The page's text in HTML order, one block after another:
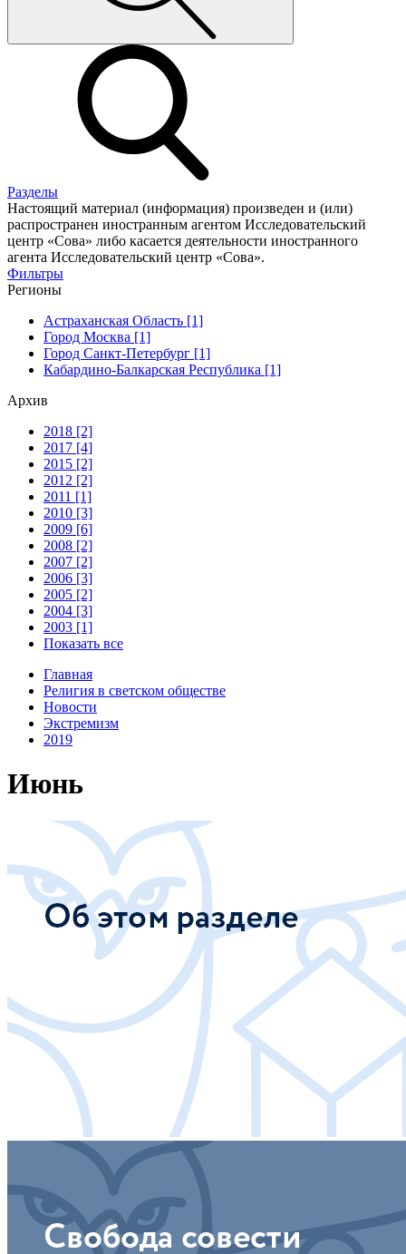
Разделы
Настоящий материал (информация) произведен и (или)
распространен иностранным агентом Исследовательский
центр «Сова» либо касается деятельности иностранного
агента Исследовательский центр «Сова».
Фильтры
Регионы
Астраханская Область [1]
Город Москва [1]
Город Санкт-Петербург [1]
Кабардино-Балкарская Республика [1]
Архив
2018 [2]
2017 [4]
2015 [2]
2012 [2]
2011 [1]
2010 [3]
2009 [6]
2008 [2]
2007 [2]
2006 [3]
2005 [2]
2004 [3]
2003 [1]
Показать все
Главная
Религия в светском обществе
Новости
Экстремизм
2019
Июнь